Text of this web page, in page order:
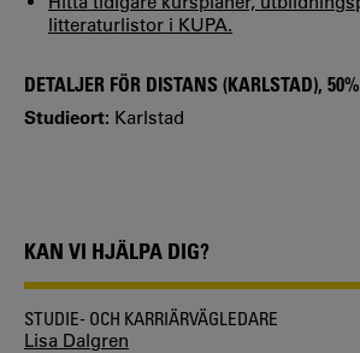
litteraturlistor i KUPA.
DETALJER FÖR DISTANS (KARLSTAD), 50%
Studieort: Karlstad
KAN VI HJÄLPA DIG?
STUDIE- OCH KARRIÄRVÄGLEDARE
Lisa Dalgren